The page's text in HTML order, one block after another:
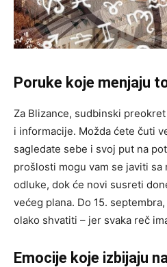
Poruke koje menjaju
Za Blizance, sudbinski
i informacije. Možda ćete čuti
sagledate sebe i svoj put na
prošlosti mogu vam se javiti sa
odluke, dok će novi susreti
većeg plana. Do 15.
olako shvatiti – jer svaka reč
Emocije koje izbijaju